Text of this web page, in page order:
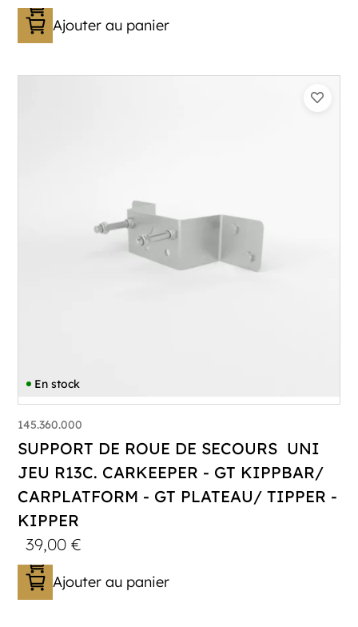
Ajouter au panier
En stock
145.360.000
SUPPORT DE ROUE DE SECOURS UNI
JEU R13C. CARKEEPER - GT KIPPBAR/
CARPLATFORM - GT PLATEAU/ TIPPER -
KIPPER
39,00€
Ajouter au panier